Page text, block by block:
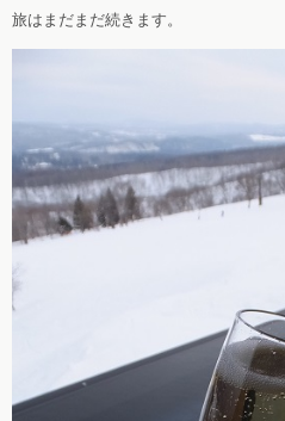
旅はまだまだ続きます。